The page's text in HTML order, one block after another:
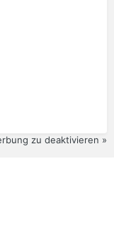
zu deaktivieren »